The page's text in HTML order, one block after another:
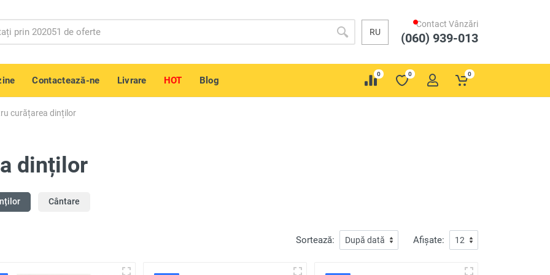
RU
Contact Vânzări
(060) 939-013
Contactează-ne Livrare HOT Blog
0 0 0
curățarea dinților
dinților
Cântare
Sortează: Afișate: